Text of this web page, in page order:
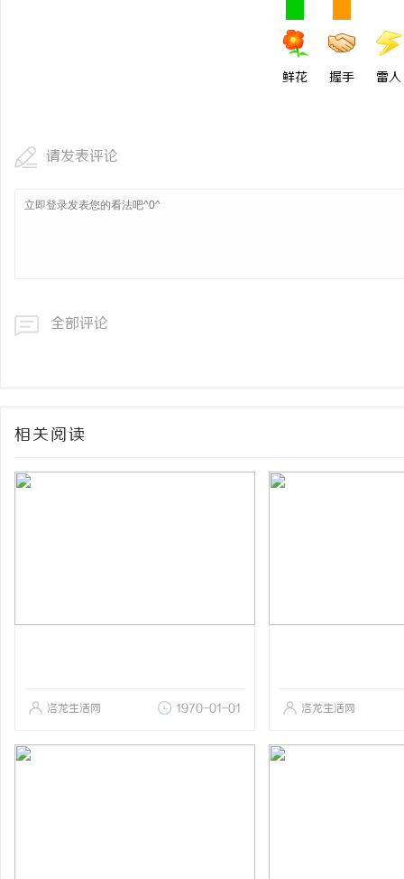
鲜花 握手 雷人
请发表评论
全部评论
相关阅读
洛龙生活网 1970-01-01 洛龙生活网